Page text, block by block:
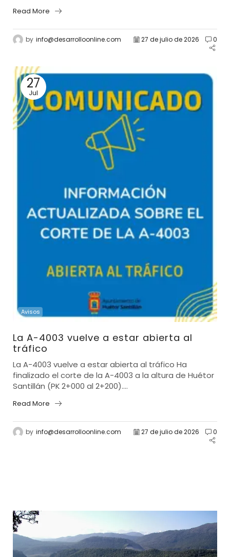
Read More
by info@desarrolloonline.com 27 de julio de 2026 0
27
Jul
Avisos
La A-4003 vuelve a estar abierta al
tráfico
La A-4003 vuelve a estar abierta al tráfico Ha
finalizado el corte de la A-4003 a la altura de Huétor
Santillán (PK 2+000 al 2+200)....
Read More
by info@desarrolloonline.com 27 de julio de 2026 0